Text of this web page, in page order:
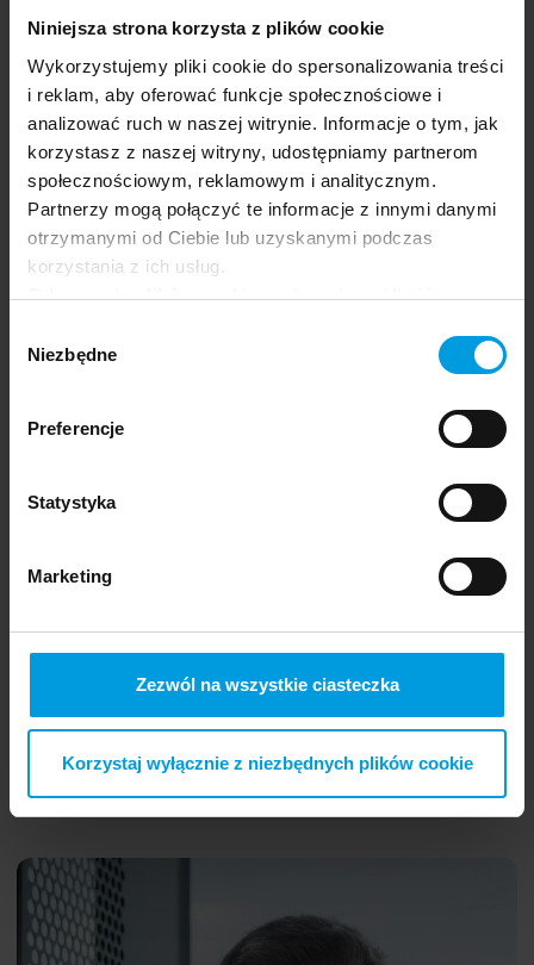
Niniejsza strona korzysta z plików cookie
Wykorzystujemy pliki cookie do spersonalizowania treści
i reklam, aby oferować funkcje społecznościowe i
analizować ruch w naszej witrynie. Informacje o tym, jak
korzystasz z naszej witryny, udostępniamy partnerom
społecznościowym, reklamowym i analitycznym.
Partnerzy mogą połączyć te informacje z innymi danymi
otrzymanymi od Ciebie lub uzyskanymi podczas
korzystania z ich usług.
Odrzucenie plików cookie może uniemożliwić
oferowanych na naszej stronie, w tym m.in. z
zgody
Niezbędne
Preferencje
Statystyka
Marketing
Zezwól na wszystkie ciasteczka
Korzystaj wyłącznie z niezbędnych plików cookie
Lawrence D. Frank
Człowiek w mieście Psychologia w służbie planecie
PL
Michał
Jaśkiewicz
Człowiek w mieście
Jan
Kazak